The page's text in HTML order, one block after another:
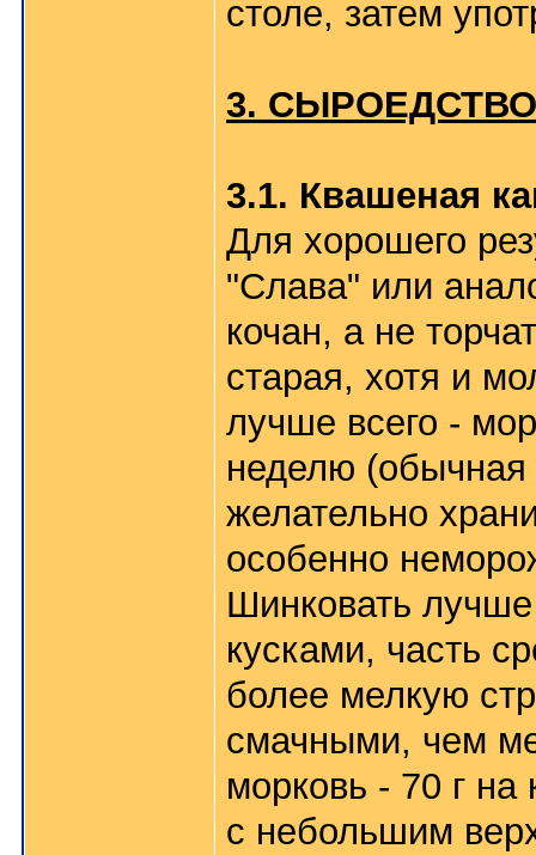
столе, затем
3. СЫРОЕДСТВО
3.1. Квашеная
Для хорошего
"Слава" или
кочан, а не
старая, хотя и
лучше всего -
неделю (обычная
желательно
особенно
Шинковать
кусками, часть
более мелкую
смачными, чем
морковь - 70 г
с небольшим